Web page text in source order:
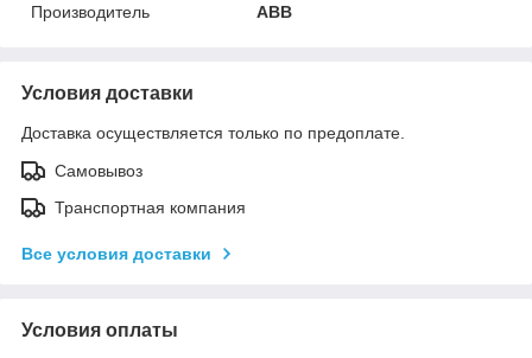
Производитель
ABB
Условия доставки
Доставка осуществляется только по предоплате.
Самовывоз
Транспортная компания
Все условия доставки
Условия оплаты